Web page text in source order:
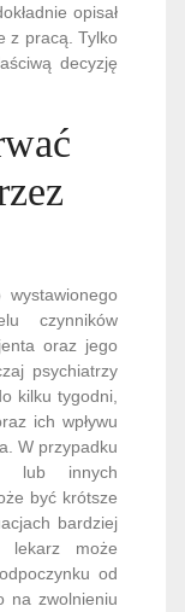
opisał
z pracą. Tylko
decyzję
czynników
oraz jego
psychiatrzy
kilku tygodni,
ich wpływu
W przypadku
lub innych
być krótsze
bardziej
lekarz może
od
na zwolnieniu